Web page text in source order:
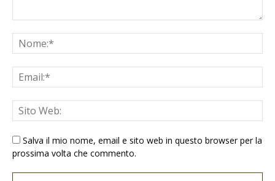
Salva il mio nome, email e sito web in questo browser per la
prossima volta che commento.